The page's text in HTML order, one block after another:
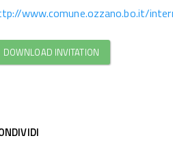
www.comune.ozzano.bo.it/
DOWNLOAD INVITATION